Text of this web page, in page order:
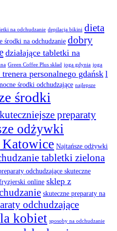
na odchudzanie depilacja bikini dieta
środki na odchudzanie dobry
działające tabletki na
Green Coffee Plus skład joga gdynia joga
personalnego gdańskl
środki odchudzające najlepsze
środki
preparaty
odżywki
Katowice Najtańsze odżywki
tabletki zielona
odchudzające skuteczne
online sklep z
skuteczne preparaty na
odchudzające
kobiet sposoby na odchudzanie